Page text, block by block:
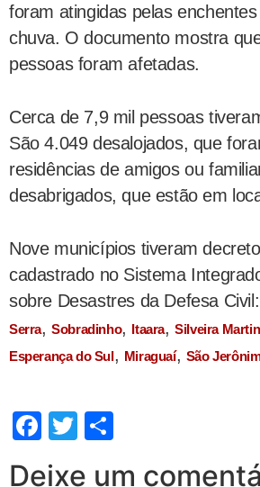
foram atingidas pelas
chuva. O documento mostra
pessoas foram afetadas.
Cerca de 7,9 mil pessoas
São 4.049 desalojados, que
residências de amigos ou
desabrigados, que estão em
Nove municípios tiveram
cadastrado no Sistema
sobre Desastres da Defesa Civil:
Serra,Sobradinho, Itaara,Silveira
Esperança do Sul, Miraguaí, São
Facebook
Twitter
Deixe um